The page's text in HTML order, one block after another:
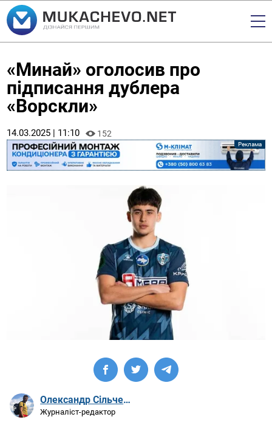
«Минай» оголосив про
підписання дублера
«Ворскли»
14.03.2025 | 11:10 152
Олександр Сільченко
Журналіст-редактор